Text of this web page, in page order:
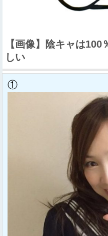
【画像】陰キャは
しい
①